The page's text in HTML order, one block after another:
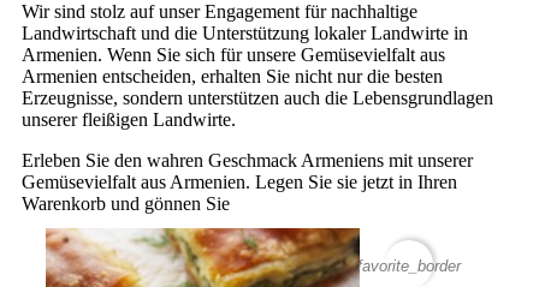
Wir sind stolz auf unser Engagement für nachhaltige
Landwirtschaft und die Unterstützung lokaler Landwirte in
Armenien. Wenn Sie sich für unsere Gemüsevielfalt aus
Armenien entscheiden, erhalten Sie nicht nur die besten
Erzeugnisse, sondern unterstützen auch die Lebensgrundlagen
unserer fleißigen Landwirte.
Erleben Sie den wahren Geschmack Armeniens mit unserer
Gemüsevielfalt aus Armenien. Legen Sie sie jetzt in Ihren
Warenkorb und gönnen Sie
favorite_border